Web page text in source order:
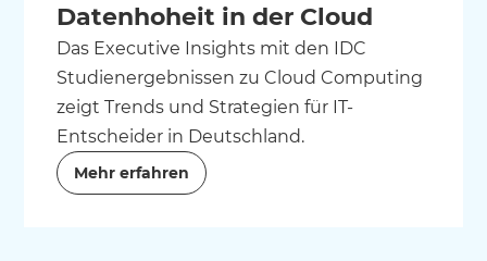
Datenhoheit in der Cloud
Das Executive Insights mit den IDC
Studienergebnissen zu Cloud Computing
zeigt Trends und Strategien für IT-
Entscheider in Deutschland.
Mehr erfahren